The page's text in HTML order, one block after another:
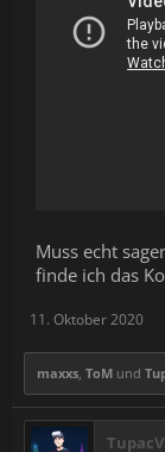
Muss echt
finde ich das
11. Oktober 2020
maxxs ToM und